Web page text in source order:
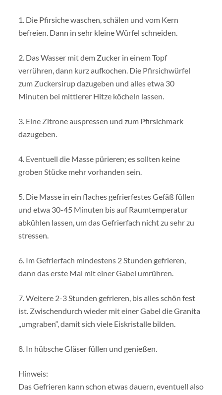
1. Die Pfirsiche waschen, schälen und vom Kern
befreien. Dann in sehr kleine Würfel schneiden.
2. Das Wasser mit dem Zucker in einem Topf
verrühren, dann kurz aufkochen. Die Pfirsichwürfel
zum Zuckersirup dazugeben und alles etwa 30
Minuten bei mittlerer Hitze köcheln lassen.
3. Eine Zitrone auspressen und zum Pfirsichmark
dazugeben.
4. Eventuell die Masse pürieren; es sollten keine
groben Stücke mehr vorhanden sein.
5. Die Masse in ein flaches gefrierfestes Gefäß füllen
und etwa 30-45 Minuten bis auf Raumtemperatur
abkühlen lassen, um das Gefrierfach nicht zu sehr zu
stressen.
6. Im Gefrierfach mindestens 2 Stunden gefrieren,
dann das erste Mal mit einer Gabel umrühren.
7. Weitere 2-3 Stunden gefrieren, bis alles schön fest
ist. Zwischendurch wieder mit einer Gabel die Granita
„umgraben“, damit sich viele Eiskristalle bilden.
8. In hübsche Gläser füllen und genießen.
Hinweis:
Das Gefrieren kann schon etwas dauern, eventuell also